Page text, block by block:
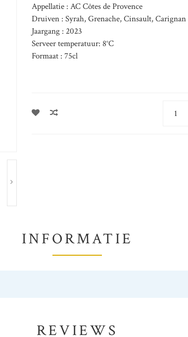
Appellatie : AC Côtes de Provence
Druiven : Syrah, Grenache, Cinsault, Carignan
Jaargang : 2023
Serveer temperatuur: 8°C
Formaat : 75cl
INFORMATIE
REVIEWS